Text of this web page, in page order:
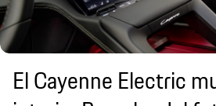
El Cayenne Electric